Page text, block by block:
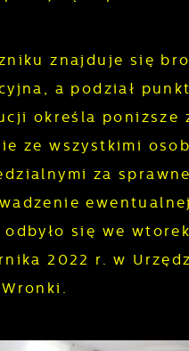
znajduje się
a podział
określa poniższe
ze wszystkimi
za sprawne
się we
2022 r. w
naszymi
usług. Firmy
pośredników